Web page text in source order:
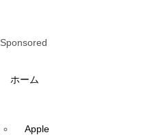
Sponsored
ホーム
Apple